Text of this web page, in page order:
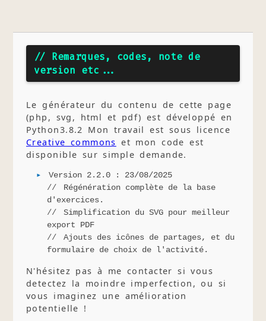
// Remarques, codes, note de
version etc...
Le générateur du contenu de cette page
(php, svg, html et pdf) est développé en
Python3.8.2 Mon travail est sous licence
Creative commons et mon code est
disponible sur simple demande.
Version 2.2.0 : 23/08/2025
Régénération complète de la base
d'exercices.
Simplification du SVG pour meilleur
export PDF
Ajouts des icônes de partages, et du
formulaire de choix de l'activité.
N'hésitez pas à me contacter si vous
detectez la moindre imperfection, ou si
vous imaginez une amélioration
potentielle !